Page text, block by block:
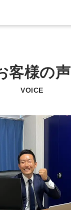
客様の声
VOICE